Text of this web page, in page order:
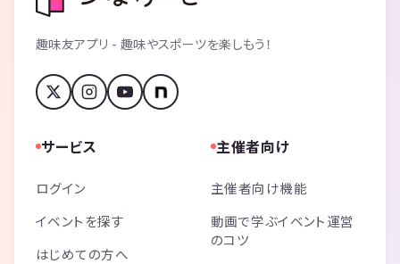
趣味友アプリ - 趣味やスポーツを楽しもう！
サービス
ログイン
イベントを探す
はじめての方へ
主催者向け
主催者向け機能
動画で学ぶイベント運営
のコツ